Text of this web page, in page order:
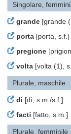
Singolare,
grande [grande
porta [porta, s.f.]
pregione
volta [volta (1),
Plurale, maschile
dì [dì, s.m./s.f.]
facti [fatto, s.m.]
Plurale, femminile